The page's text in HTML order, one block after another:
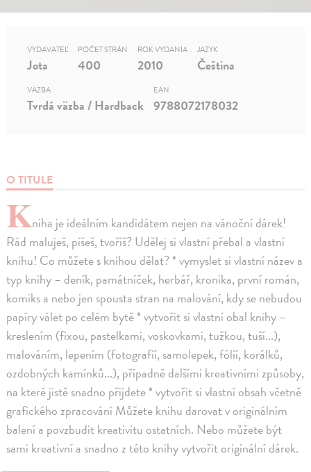
O TITULE
Kniha je ideálním kandidátem nejen na vánoční dárek!
Rád maluješ, píšeš, tvoříš? Udělej si vlastní přebal a vlastní
knihu! Co můžete s knihou dělat? * vymyslet si vlastní název a
typ knihy – deník, památníček, herbář, kronika, první román,
komiks a nebo jen spousta stran na malování, kdy se nebudou
papíry válet po celém bytě * vytvořit si vlastní obal knihy –
kreslením (fixou, pastelkami, voskovkami, tužkou, tuší...),
malováním, lepením (fotografií, samolepek, fólií, korálků,
ozdobných kamínků...), případně dalšími kreativními způsoby,
na které jistě snadno přijdete * vytvořit si vlastní obsah včetně
grafického zpracování Můžete knihu darovat v originálním
balení a povzbudit kreativitu ostatních. Nebo můžete být
sami kreativní a snadno z této knihy vytvořit originální dárek.
VYDAVATEĽ
Jota
POČET STRÁN
400
ROK VYDANIA
2010
JAZYK
Čeština
VÄZBA
Tvrdá väzba / Hardback
EAN
9788072178032